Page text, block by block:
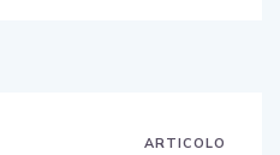
ARTICOLO